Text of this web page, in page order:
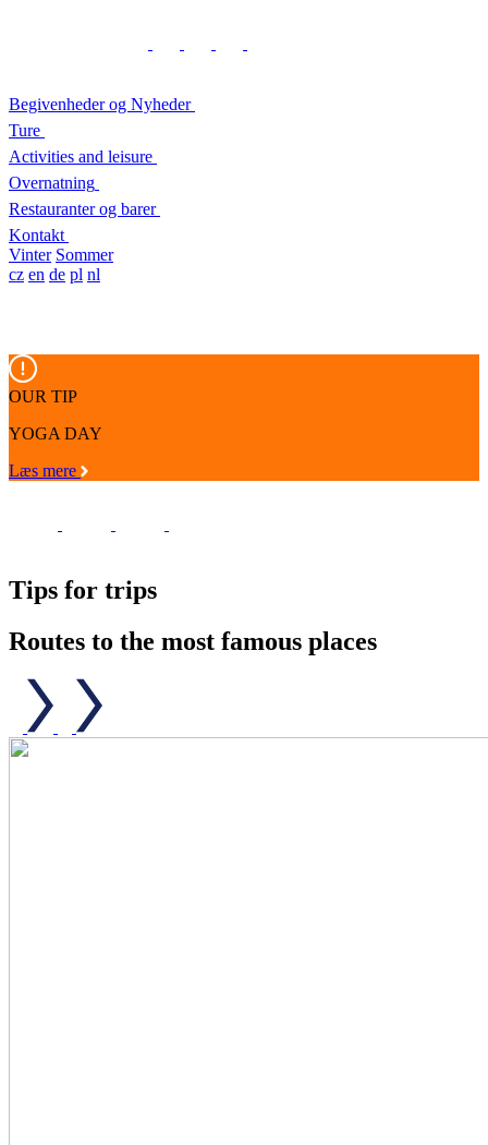
Begivenheder og Nyheder
Ture
Activities and leisure
Overnatning
Restauranter og barer
Kontakt
Vinter Sommer
cz en de pl nl
OUR TIP
YOGA DAY
Læs mere
Tips for trips
Routes to the most famous places